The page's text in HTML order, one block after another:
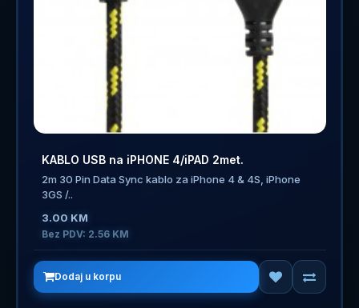
KABLO USB na iPHONE 4/iPAD 2met.
2m 30 Pin Data Sync kablo za iPhone 4 & 4S, iPhone
3GS /..
3.00 KM
Bez PDV: 2.56 KM
Dodaj u korpu